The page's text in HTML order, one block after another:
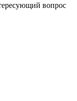
вопрос